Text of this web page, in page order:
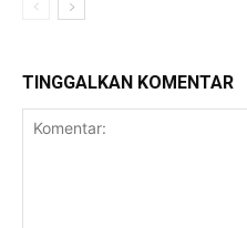
TINGGALKAN KOMENTAR